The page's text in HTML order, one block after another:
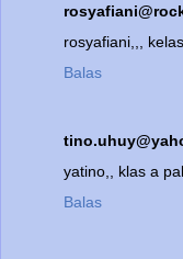
rosyafiani,,,
Balas
yatino,, klas a
Balas